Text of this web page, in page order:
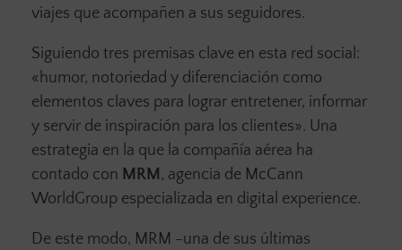
viajes que acompañen a sus seguidores.
Siguiendo tres premisas clave en esta red social:
«humor, notoriedad y diferenciación como
elementos claves para lograr entretener, informar
y servir de inspiración para los clientes». Una
estrategia en la que la compañía aérea ha
contado con MRM, agencia de McCann
WorldGroup especializada en digital experience.
De este modo, MRM -una de sus últimas